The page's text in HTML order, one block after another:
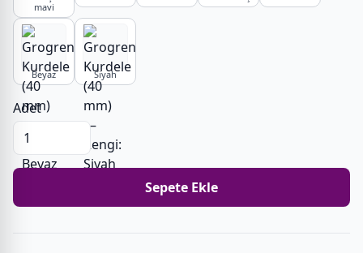
mavi
Beyaz Siyah
Adet
Sepete Ekle